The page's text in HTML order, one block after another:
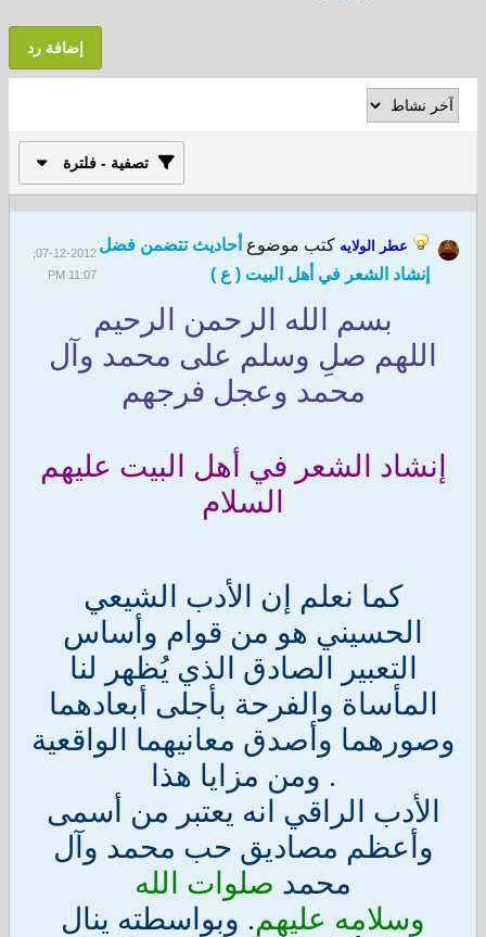
إضافة رد
تصفية - فلترة
عطر الولايه كتب موضوع أحاديث تتضمن فضل
إنشاد الشعر في أهل البيت ( ع )
07-12-2012,
11:07 PM
بسم الله الرحمن الرحيم
اللهم صلِ وسلم على محمد وآل
محمد وعجل فرجهم
إنشاد الشعر في أهل البيت عليهم
السلام
كما نعلم إن الأدب الشيعي
الحسيني هو من قوام وأساس
التعبير الصادق الذي يُظهر لنا
المأساة والفرحة بأجلى أبعادهما
وصورهما وأصدق معانيهما الواقعية
. ومن مزايا هذا
الأدب الراقي انه يعتبر من أسمى
وأعظم مصاديق حب محمد وآل
محمد صلوات الله
وسلامه عليهم. وبواسطته ينال